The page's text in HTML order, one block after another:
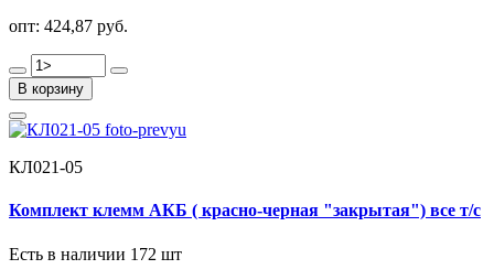
опт: 424,87 руб.
В корзину
КЛ021-05
Комплект клемм АКБ ( красно-черная "закрытая") все т/с
Есть в наличии 172 шт